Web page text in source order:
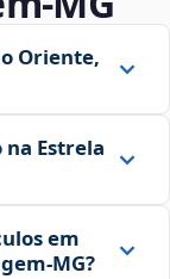
Oriente,
Estrela
em